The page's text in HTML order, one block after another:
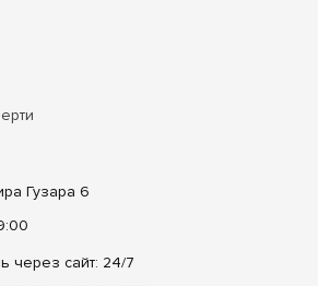
Гузара 6
через сайт: 24/7